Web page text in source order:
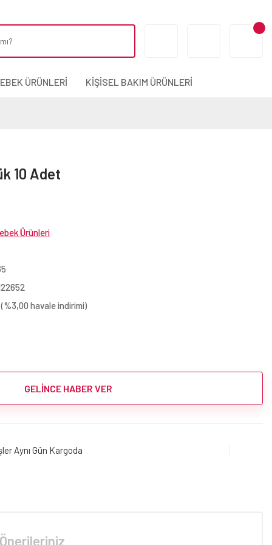
ÜRÜNLERİ KİŞİSEL BAKIM ÜRÜNLERİ
10 Adet
Ürünleri
havale indirimi)
GELİNCE HABER VER
Aynı Gün Kargoda
Önerileriniz